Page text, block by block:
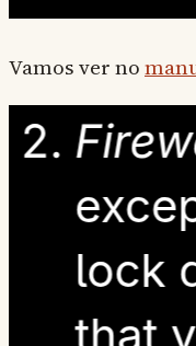
Vamos ver no